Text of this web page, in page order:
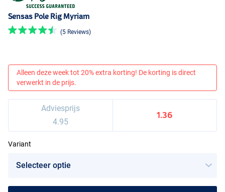
Sensas Pole Rig Myriam
(5 Reviews)
Alleen deze week tot 20% extra korting! De korting is direct
verwerkt in de prijs.
Adviesprijs
4.95
1.36
Variant